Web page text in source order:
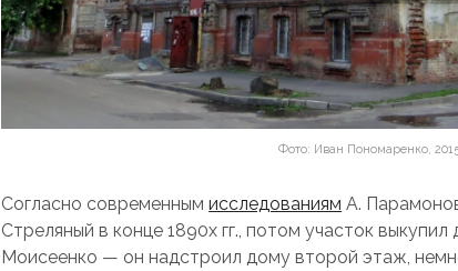
Фото: Иван Пономаренко,
Согласно современнымисследованиям А.
Стреляный в конце 1890х гг., потом участок выкупил
Моисеенко — он надстроил дому второй этаж,